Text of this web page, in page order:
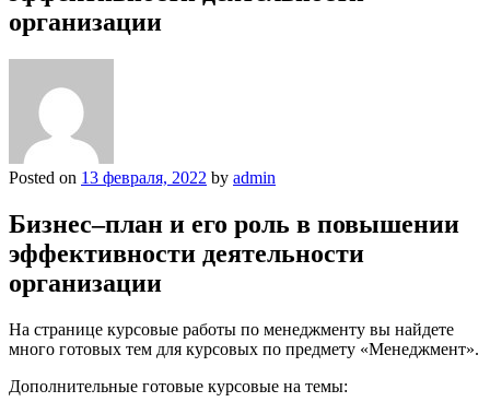
организации
Posted on 13 февраля, 2022 by admin
Бизнес–план и его роль в повышении
эффективности деятельности
организации
На странице курсовые работы по менеджменту вы найдете
много готовых тем для курсовых по предмету «Менеджмент».
Дополнительные готовые курсовые на темы: